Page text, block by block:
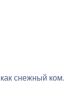
снежный ком.